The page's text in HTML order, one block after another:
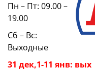
Пн – Пт: 09.00 –
19.00
Сб – Вс:
Выходные
31 дек,1-11 янв: вых